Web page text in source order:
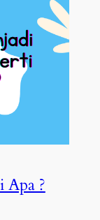
Apa ?